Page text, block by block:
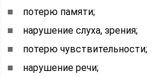
потерю памяти;
нарушение слуха, зрения;
потерю чувствительности;
нарушение речи;